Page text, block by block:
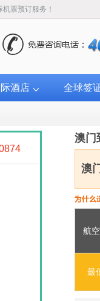
票预订服务！
酒店 全球签
澳门
澳
航
最
￥369